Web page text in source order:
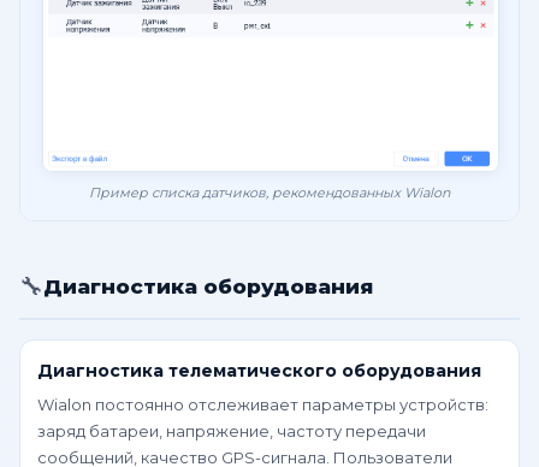
Пример списка датчиков, рекомендованных Wialon
🔧Диагностика оборудования
Диагностика телематического оборудования
Wialon постоянно отслеживает параметры устройств:
заряд батареи, напряжение, частоту передачи
сообщений, качество GPS-сигнала. Пользователи